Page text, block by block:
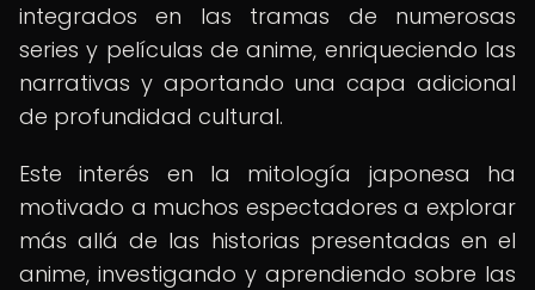
integrados en las tramas de numerosas
series y películas de anime, enriqueciendo las
narrativas y aportando una capa adicional
de profundidad cultural.
Este interés en la mitología japonesa ha
motivado a muchos espectadores a explorar
más allá de las historias presentadas en el
anime, investigando y aprendiendo sobre las